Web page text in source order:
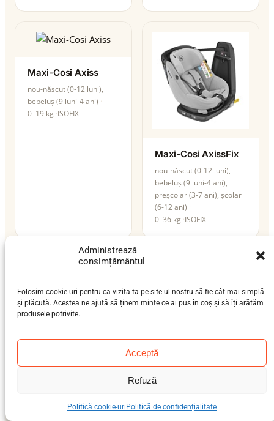
Administrează
consimțământul
Folosim cookie-uri pentru ca vizita ta pe site-ul nostru să fie cât mai simplă
și plăcută. Acestea ne ajută să ținem minte ce ai pus în coș și să îți arătăm
produsele potrivite.
Acceptă
Refuză
Politică cookie-uri Politică de confidențialitate
Maxi-Cosi Axiss
nou-născut (0-12 luni),
bebeluș (9 luni-4 ani)
0–19 kg ISOFIX
Maxi-Cosi AxissFix
nou-născut (0-12 luni),
bebeluș (9 luni-4 ani),
preșcolar (3-7 ani), școlar
(6-12 ani)
0–36 kg ISOFIX
Maxi-Cosi AxissFix
nou-născut (0-12 luni),
0–19 kgISOFIX
Maxi-Cosi AxissFix
nou-născut (0-12 luni),